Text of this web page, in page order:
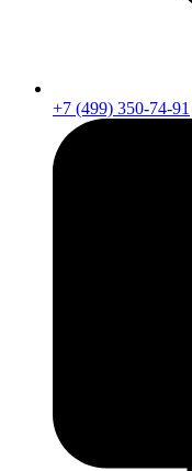
+7 (499) 350-74-91